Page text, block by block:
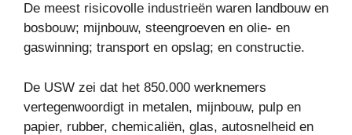
De meest risicovolle industrieën waren landbouw en
bosbouw; mijnbouw, steengroeven en olie- en
gaswinning; transport en opslag; en constructie.
De USW zei dat het 850.000 werknemers
vertegenwoordigt in metalen, mijnbouw, pulp en
papier, rubber, chemicaliën, glas, autosnelheid en